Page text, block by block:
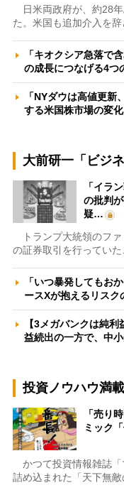
日米両政府が、約28年
た。米国も追加介入を
「キオクシア急落で
の成長につなげる4
「NYダウは高値更
する米国株市場の変
大前研一「ビジ
「イラ
の批判
疑…
トランプ大統領のファ
の証券取引を行ってい
「いつ暴発してもお
ースXが抱えるリス
【3メガバンクは純
益続出の一方で、中
投資ノウハウ満
「売り
ミック
かつて投資情報雑誌「
詰め込まれた「天下無